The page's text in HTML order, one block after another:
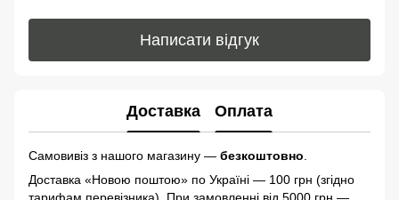
Написати відгук
Доставка Оплата
Самовивіз з нашого магазину — безкоштовно.
Доставка «Новою поштою» по Україні — 100 грн (згідно